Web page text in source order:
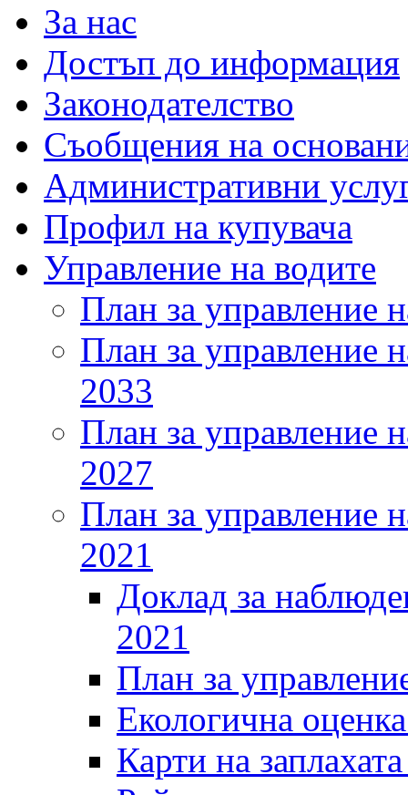
За нас
Достъп до информация
Законодателство
Съобщения на
Административни
Профил на купувача
Управление на водите
План за управление
План за управление
2033
План за управление
2027
План за управление
2021
Доклад за
2021
План за
Екологична
Карти на